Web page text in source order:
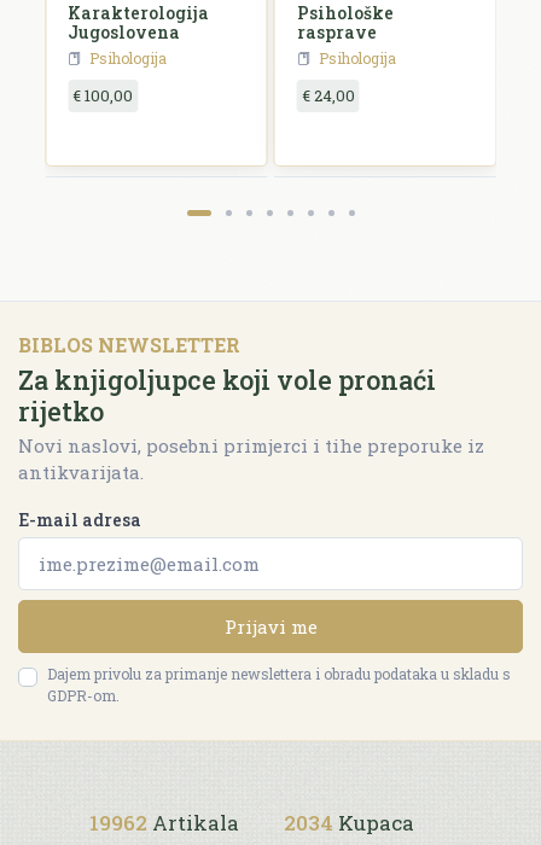
Karakterologija
Jugoslovena
Psihologija
€ 100,00
Psihološke
rasprave
Psihologija
€ 24,00
BIBLOS NEWSLETTER
Za knjigoljupce koji vole pronaći
rijetko
Novi naslovi, posebni primjerci i tihe preporuke iz
antikvarijata.
E-mail adresa
Prijavi me
Dajem privolu za primanje newslettera i obradu podataka u skladu s
GDPR-om.
19962 Artikala 2034 Kupaca